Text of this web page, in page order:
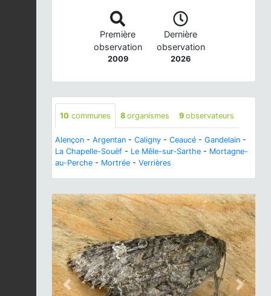
Première
observation
2009
Dernière
observation
2026
10 communes 8 organismes 9 observateurs
Alençon - Argentan - Caligny - Ceaucé - Gandelain -
La Chapelle-Souëf - Le Mêle-sur-Sarthe - Mortagne-
au-Perche - Mortrée - Verrières
Previous Next